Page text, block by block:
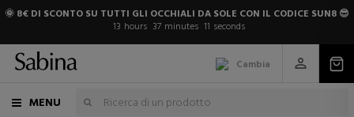
🌞 8€ DI SCONTO SU TUTTI GLI OCCHIALI DA SOLE CON IL CODICE SUN8 😎
13 hours 37 minutes 10 seconds
Cambia
MENU